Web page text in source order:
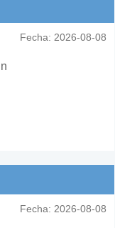
Fecha: 2026-08-08
Fecha: 2026-08-08